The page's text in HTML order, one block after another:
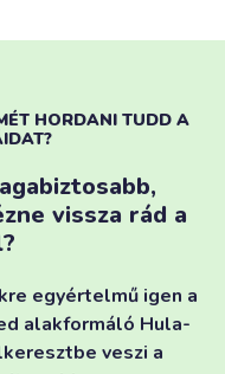
HORDANI TUDD A
vissza rád a
egyértelmű igen a
alakformáló Hula-
veszi a